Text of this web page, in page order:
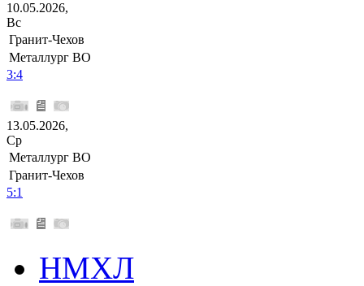
10.05.2026,
Вс
Гранит-Чехов
Металлург ВО
3:4
13.05.2026,
Ср
Металлург ВО
Гранит-Чехов
5:1
НМХЛ